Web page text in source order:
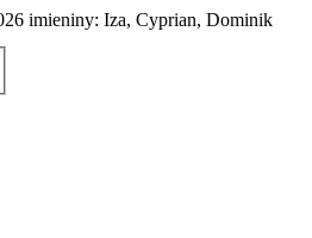
imieniny: Iza, Cyprian, Dominik